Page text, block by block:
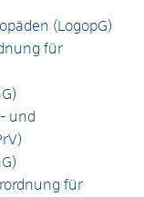
(LogopG)
für
und
für